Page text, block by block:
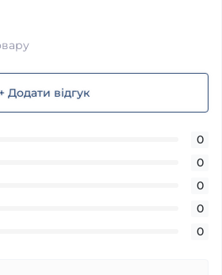
+ Додати відгук
0
0
0
0
0